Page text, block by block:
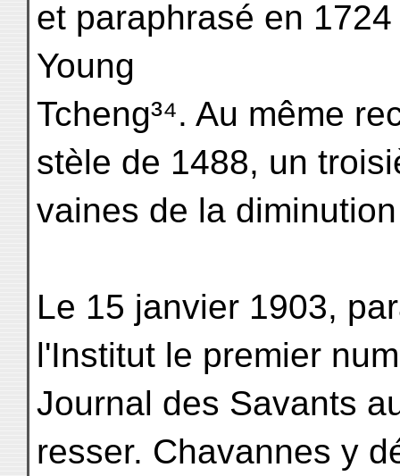
et paraphrasé en
Young
Tcheng³⁴. Au même
stèle de 1488, un
vaines de la diminution
Le 15 janvier 1903,
l'Institut le premier
Journal des Savants
resser. Chavannes y